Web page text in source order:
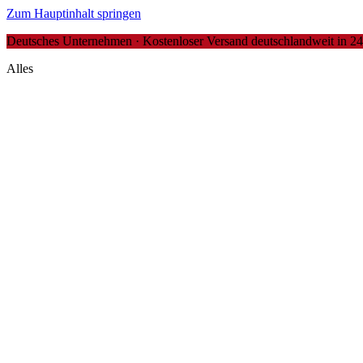
Zum Hauptinhalt springen
Deutsches Unternehmen · Kostenloser Versand deutschlandweit in
Alles